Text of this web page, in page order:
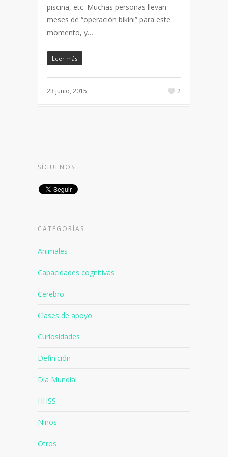
piscina, etc. Muchas personas llevan
meses de “operación bikini” para este
momento, y…
Leer más
23 junio, 2015 2
SÍGUENOS
CATEGORÍAS
Animales
Capacidades cognitivas
Cerebro
Clases de apoyo
Curiosidades
Definición
Día Mundial
HHSS
Niños
Otros